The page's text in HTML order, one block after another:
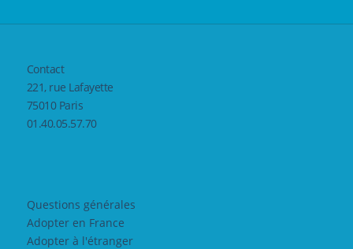
Contact
221, rue Lafayette
75010 Paris
01.40.05.57.70
Questions générales
Adopter en France
Adopter à l'étranger